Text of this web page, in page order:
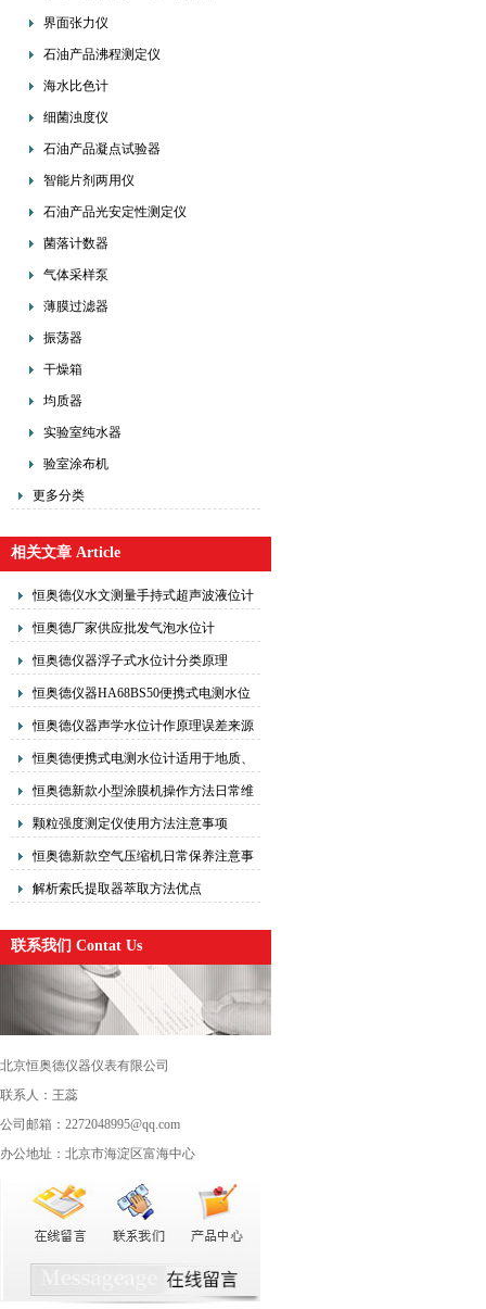
界面张力仪
石油产品沸程测定仪
海水比色计
细菌浊度仪
石油产品凝点试验器
智能片剂两用仪
石油产品光安定性测定仪
菌落计数器
气体采样泵
薄膜过滤器
振荡器
干燥箱
均质器
实验室纯水器
验室涂布机
更多分类
相关文章 Article
恒奥德仪水文测量手持式超声波液位计
安装前准备
恒奥德厂家供应批发气泡水位计
恒奥德仪器浮子式水位计分类原理
恒奥德仪器HA68BS50便携式电测水位
计使用说明书
恒奥德仪器声学水位计作原理误差来源
恒奥德便携式电测水位计适用于地质、
矿山、水文等门的
恒奥德新款小型涂膜机操作方法日常维
护及注意事项
颗粒强度测定仪使用方法注意事项
恒奥德新款空气压缩机日常保养注意事
项
解析索氏提取器萃取方法优点
联系我们 Contat Us
北京恒奥德仪器仪表有限公司
联系人：王蕊
公司邮箱：2272048995@qq.com
办公地址：北京市海淀区富海中心